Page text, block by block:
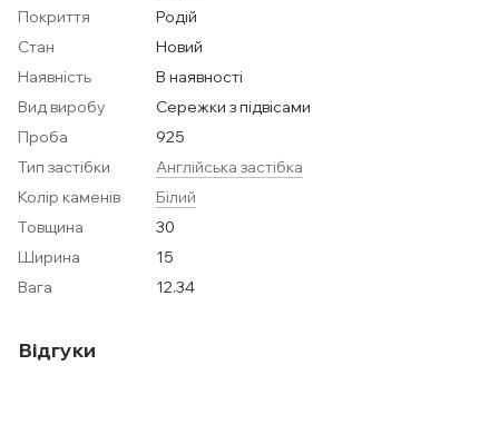
Покриття
Родій
Стан
Новий
Наявність
В наявності
Вид виробу
Сережки з підвісами
Проба
925
Тип застібки
Англійська застібка
Колір каменів
Білий
Товщина
30
Ширина
15
Вага
12.34
Відгуки